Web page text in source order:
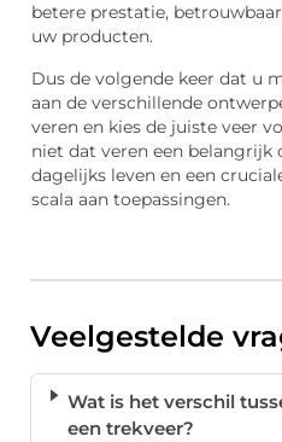
betere prestatie,
uw producten.
Dus de volgende keer dat u
aan de verschillende
veren en kies de juiste veer
niet dat veren een belangrijk
dagelijks leven en een
scala aan toepassingen.
Veelgestelde
Wat is het verschil
een trekveer?